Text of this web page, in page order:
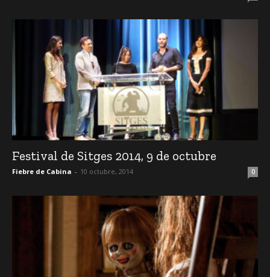
Festival de Sitges 2014, 9 de octubre
Fiebre de Cabina - 10 octubre, 2014 0